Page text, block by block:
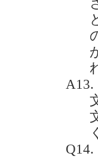
A13.
Q14.